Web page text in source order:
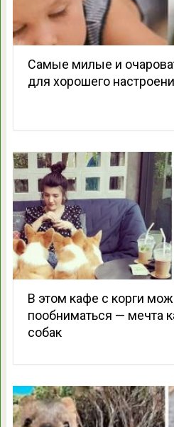
Самые милые и
для хорошего
В этом кафе с корги
пообниматься — мечта
собак